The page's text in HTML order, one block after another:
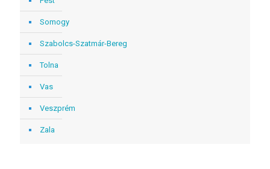
Somogy
Szabolcs-Szatmár-Bereg
Tolna
Vas
Veszprém
Zala